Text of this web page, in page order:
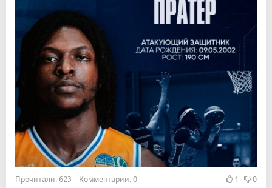
Прочитали: 623 Комментарии: 0 1 0